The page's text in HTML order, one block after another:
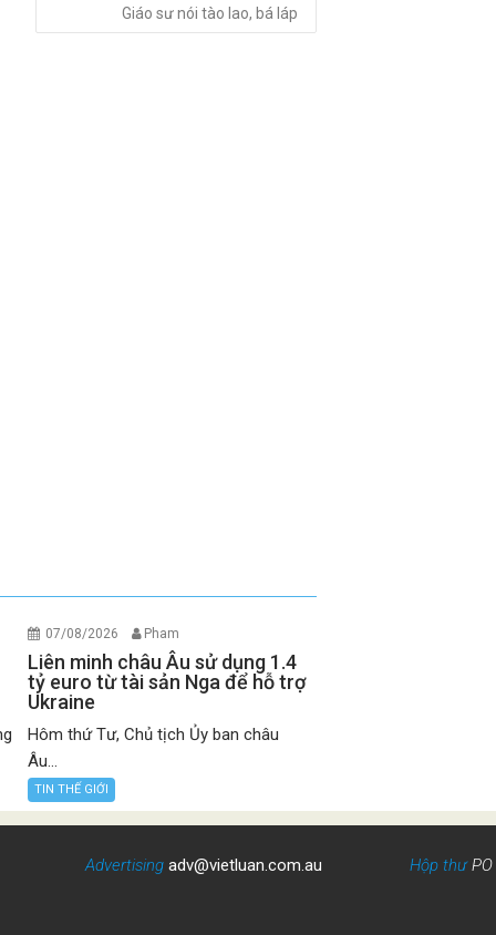
Giáo sư nói tào lao, bá láp
07/08/2026 Pham
Liên minh châu Âu sử dụng 1.4
tỷ euro từ tài sản Nga để hỗ trợ
Ukraine
Hôm thứ Tư, Chủ tịch Ủy ban châu
Âu...
TIN THẾ GIỚI
Advertising adv@vietluan.com.au Hộp thư